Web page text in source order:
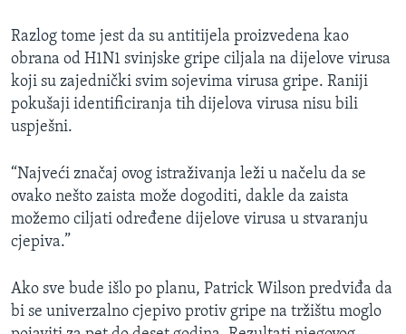
Razlog tome jest da su antitijela proizvedena kao
obrana od H1N1 svinjske gripe ciljala na dijelove virusa
koji su zajednički svim sojevima virusa gripe. Raniji
pokušaji identificiranja tih dijelova virusa nisu bili
uspješni.
“Najveći značaj ovog istraživanja leži u načelu da se
ovako nešto zaista može dogoditi, dakle da zaista
možemo ciljati određene dijelove virusa u stvaranju
cjepiva.”
Ako sve bude išlo po planu, Patrick Wilson predviđa da
bi se univerzalno cjepivo protiv gripe na tržištu moglo